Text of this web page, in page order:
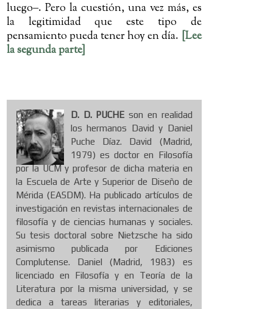
luego‒. Pero la cuestión, una vez más, es
la legitimidad que este tipo de
pensamiento pueda tener hoy en día. [Lee
la segunda parte]
D. D. PUCHEson en realidad
los hermanos David y Daniel
Puche Díaz. David (Madrid,
1979) es doctor en Filosofía
por la UCM y profesor de dicha materia en
la Escuela de Arte y Superior de Diseño de
Mérida (EASDM). Ha publicado artículos de
investigación en revistas internacionales de
filosofía y de ciencias humanas y sociales.
Su tesis doctoral sobre Nietzsche ha sido
asimismo publicada por Ediciones
Complutense. Daniel (Madrid, 1983) es
licenciado en Filosofía y en Teoría de la
Literatura por la misma universidad, y se
dedica a tareas literarias y editoriales,